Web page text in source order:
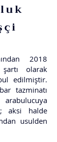
2018
olarak
edilmiştir.
tazminatı
aksi halde
usulden